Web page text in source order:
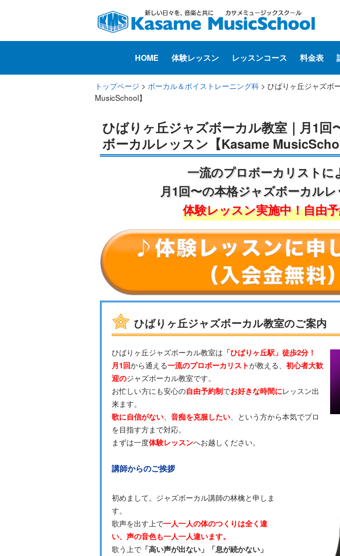
HOME 体験レッスン レッスンコース 料金表
トップページ > ボーカル＆ボイストレーニング科 > ひばりヶ丘ジャズボ
MusicSchool】
ひばりヶ丘ジャズボーカル教室｜月1回
ボーカルレッスン【Kasame
一流のプロボーカリストに
月1回〜の本格ジャズボーカルレ
体験レッスン実施中！自由
ひばりヶ丘ジャズボーカル教室のご案内
ひばりヶ丘ジャズボーカル教室は 「ひばりヶ丘駅」徒歩2分！
月1回から通える一流のプロボーカリストが教える、 初心者大歓
迎のジャズボーカル教室です。
お忙しい方にも安心の自由予約制でお好きな時間にレッスン出
来ます。
歌に自信がない、 音痴を克服したい、という方から本気でプロ
を目指す方まで対応。
まずは一度体験レッスンへお越しください。
講師からのご挨拶
初めまして。ジャズボーカル講師の林檎と申しま
す。
歌声を出す上で一人一人の体のつくりは全く違
い、声の音色も一人一人違います。
歌う上で 「高い声が出ない」「息が続かない」